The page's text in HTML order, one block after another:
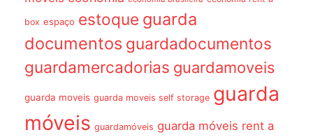
box espaço estoque guarda
documentos guardadocumentos
guardamercadorias guardamoveis
guarda moveis guarda moveis self storage guarda
móveis guardamóveis guarda móveis rent a